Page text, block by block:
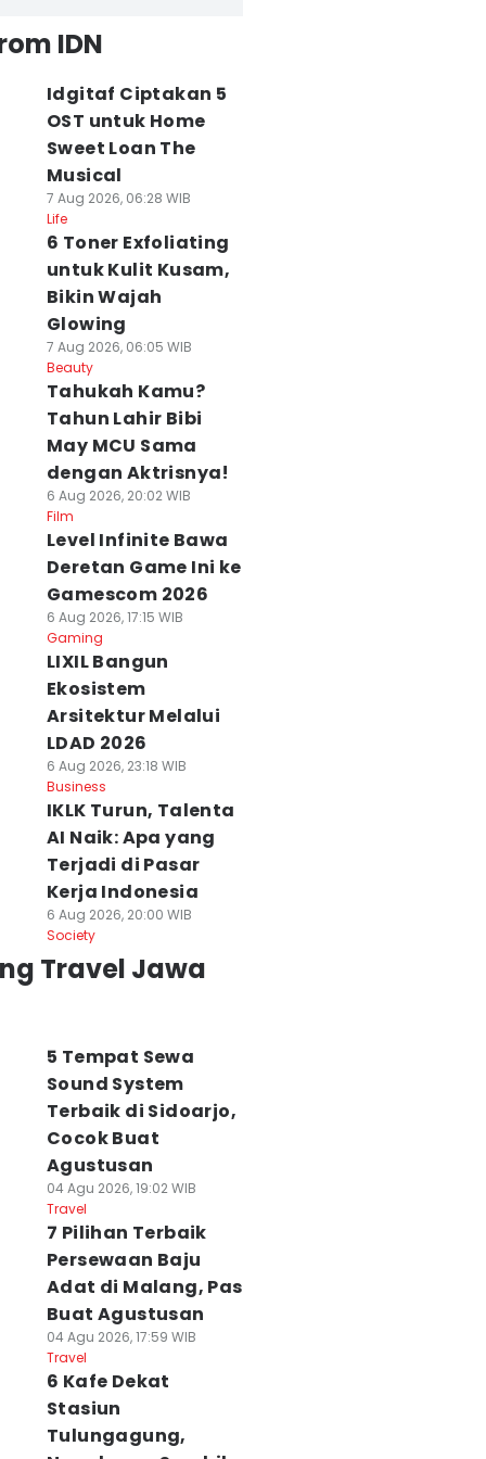
IDN
Idgitaf Ciptakan 5
OST untuk Home
Sweet Loan The
Musical
7 Aug 2026, 06:28 WIB
Life
6 Toner Exfoliating
untuk Kulit Kusam,
Bikin Wajah
Glowing
7 Aug 2026, 06:05 WIB
Beauty
Tahukah Kamu?
Tahun Lahir Bibi
May MCU Sama
dengan Aktrisnya!
6 Aug 2026, 20:02 WIB
Film
Level Infinite Bawa
Deretan Game Ini ke
Gamescom 2026
6 Aug 2026, 17:15 WIB
Gaming
LIXIL Bangun
Ekosistem
Arsitektur Melalui
LDAD 2026
6 Aug 2026, 23:18 WIB
Business
IKLK Turun, Talenta
AI Naik: Apa yang
Terjadi di Pasar
Kerja Indonesia
6 Aug 2026, 20:00 WIB
Society
Travel Jawa
5 Tempat Sewa
Sound System
Terbaik di Sidoarjo,
Cocok Buat
Agustusan
04 Agu 2026, 19:02 WIB
Travel
7 Pilihan Terbaik
Persewaan Baju
Adat di Malang, Pas
Buat Agustusan
04 Agu 2026, 17:59 WIB
Travel
6 Kafe Dekat
Stasiun
Tulungagung,